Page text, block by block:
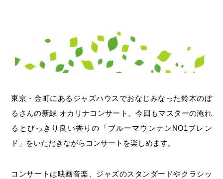
東京・金町にあるジャズハウスでおなじみなった鈴木のぼ
るさんの新緑 オカリナコンサート。今回もマスターの淹れ
るとびっきり良い香りの「ブルーマウンテンNO1ブレン
ド」をいただきながらコンサートを楽しめます。
コンサートは映画音楽、ジャズのスタンダードやクラシッ